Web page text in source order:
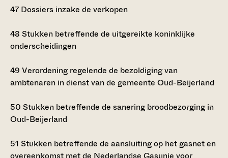
47 Dossiers inzake de verkopen
48 Stukken betreffende de uitgereikte koninklijke
onderscheidingen
49 Verordening regelende de bezoldiging van
ambtenaren in dienst van de gemeente Oud-Beijerland
50 Stukken betreffende de sanering broodbezorging in
Oud-Beijerland
51 Stukken betreffende de aansluiting op het gasnet en